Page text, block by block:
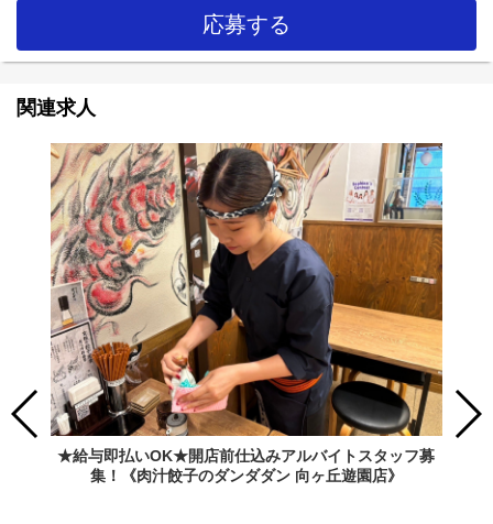
応募する
関連求人
★給与即払いOK★開店前仕込みアルバイトスタッフ募
集！《肉汁餃子のダンダダン 向ヶ丘遊園店》